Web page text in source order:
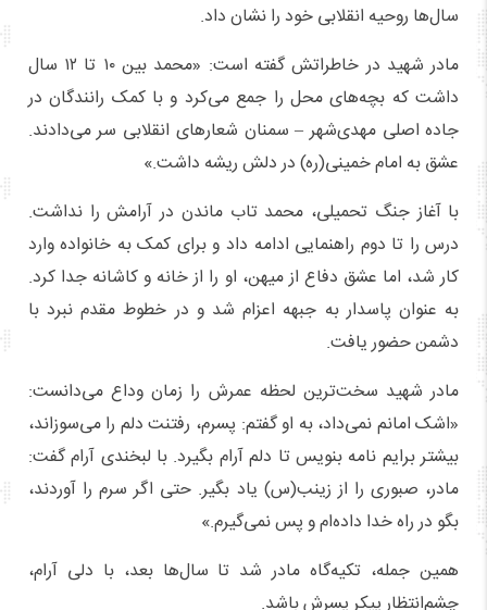
سال‌ها روحیه انقلابی خود را نشان داد.
مادر شهید در خاطراتش گفته است: «محمد بین ۱۰ تا ۱۲ سال
داشت که بچه‌های محل را جمع می‌کرد و با کمک رانندگان در
جاده اصلی مهدی‌شهر – سمنان شعارهای انقلابی سر می‌دادند.
عشق به امام خمینی(ره) در دلش ریشه داشت.»
با آغاز جنگ تحمیلی، محمد تاب ماندن در آرامش را نداشت.
درس را تا دوم راهنمایی ادامه داد و برای کمک به خانواده وارد
کار شد، اما عشق دفاع از میهن، او را از خانه و کاشانه جدا کرد.
به عنوان پاسدار به جبهه اعزام شد و در خطوط مقدم نبرد با
دشمن حضور یافت.
مادر شهید سخت‌ترین لحظه عمرش را زمان وداع می‌دانست:
«اشک امانم نمی‌داد، به او گفتم: پسرم، رفتنت دلم را می‌سوزاند،
بیشتر برایم نامه بنویس تا دلم آرام بگیرد. با لبخندی آرام گفت:
مادر، صبوری را از زینب(س) یاد بگیر. حتی اگر سرم را آوردند،
بگو در راه خدا داده‌ام و پس نمی‌گیرم.»
همین جمله، تکیه‌گاه مادر شد تا سال‌ها بعد، با دلی آرام،
چشم‌انتظار پیکر پسرش باشد.